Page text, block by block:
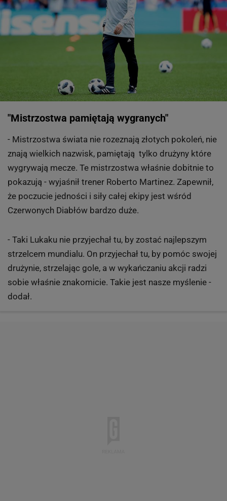
"Mistrzostwa pamiętają wygranych"
- Mistrzostwa świata nie rozeznają złotych pokoleń, nie
znają wielkich nazwisk, pamiętają tylko drużyny które
wygrywają mecze. Te mistrzostwa właśnie dobitnie to
pokazują - wyjaśnił trener Roberto Martinez. Zapewnił,
że poczucie jedności i siły całej ekipy jest wśród
Czerwonych Diabłów bardzo duże.
- Taki Lukaku nie przyjechał tu, by zostać najlepszym
strzelcem mundialu. On przyjechał tu, by pomóc swojej
drużynie, strzelając gole, a w wykańczaniu akcji radzi
sobie właśnie znakomicie. Takie jest nasze myślenie -
dodał.